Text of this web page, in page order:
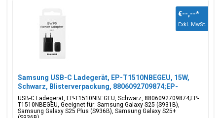
Samsung USB-C Ladegerät, EP-T1510NBEGEU, 15W,
Schwarz, Blisterverpackung, 8806092709874;EP-
T1510NBEGEU
USB-C Ladegerät, EP-T1510NBEGEU, Schwarz, 8806092709874;EP-
T1510NBEGEU, Geeignet für: Samsung Galaxy S25 (S931B),
Samsung Galaxy S25 Plus (S936B), Samsung Galaxy S25+
€--,--*
Exkl. MwSt.